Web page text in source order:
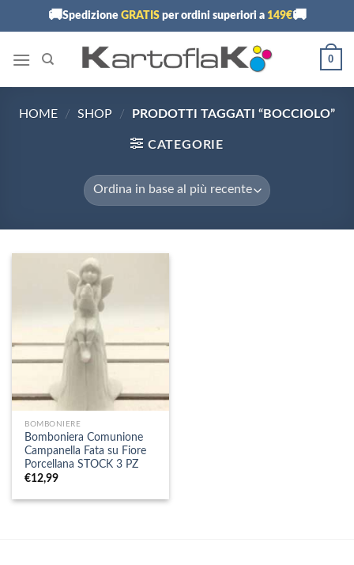
🚚Spedizione GRATISper ordini superiori a 149€🚚
0
HOME / SHOP / PRODOTTI TAGGATI “BOCCIOLO”
CATEGORIE
BOMBONIERE
Bomboniera Comunione
Campanella Fata su Fiore
Porcellana STOCK 3 PZ
€12,99